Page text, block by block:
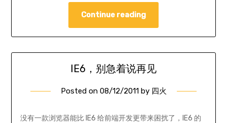
Continue reading
IE6，别急着说再见
Posted on 08/12/2011by 四火
没有一款浏览器能比 IE6 给前端开发更带来困扰了，IE6 的